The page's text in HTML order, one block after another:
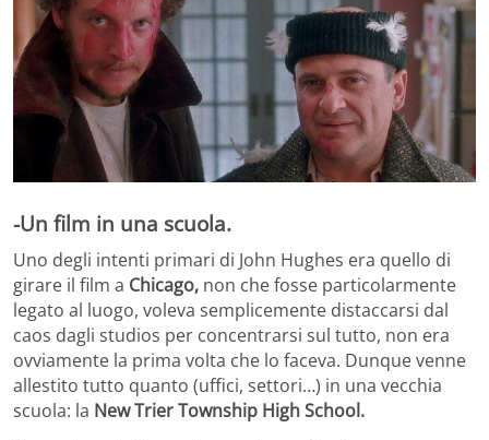
-Un film in una scuola.
Uno degli intenti primari di John Hughes era quello di
girare il film a Chicago, non che fosse particolarmente
legato al luogo, voleva semplicemente distaccarsi dal
caos dagli studios per concentrarsi sul tutto, non era
ovviamente la prima volta che lo faceva. Dunque venne
allestito tutto quanto (uffici, settori…) in una vecchia
scuola: la New Trier Township High School.